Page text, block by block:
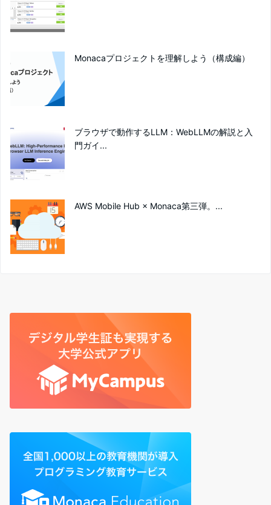
Monacaプロジェクトを理解しよう（構成編）
ブラウザで動作するLLM：WebLLMの解説と入
門ガイ...
AWS Mobile Hub × Monaca第三弾。...